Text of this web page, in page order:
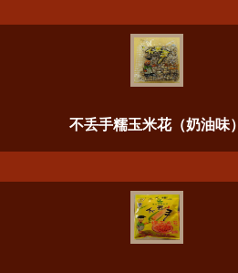
不丢手糯玉米花（奶油味）